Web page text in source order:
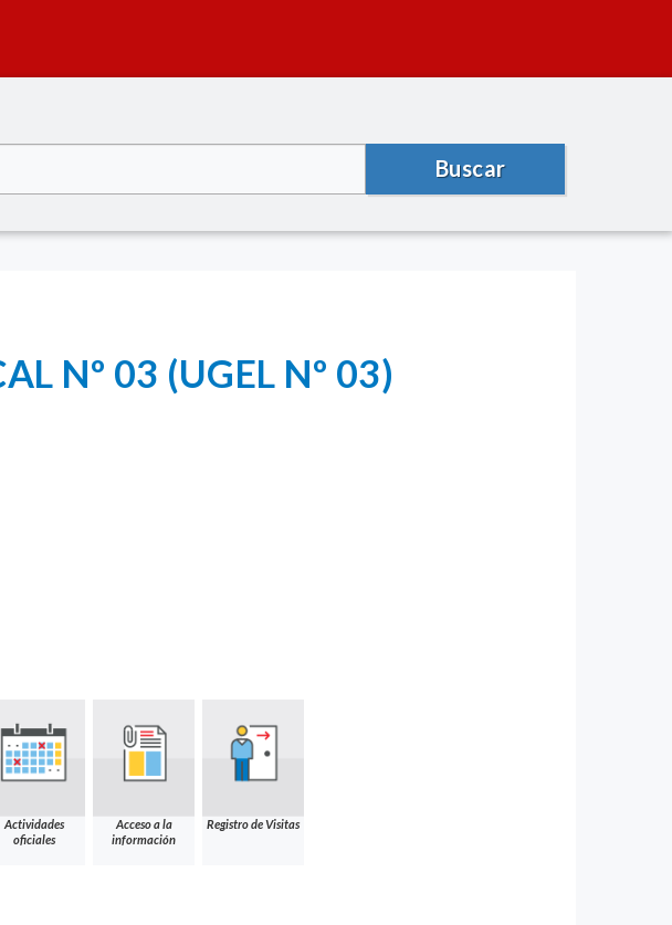
Buscar
Nº 03 (UGEL Nº 03)
Actividades
oficiales
Acceso a la
información
Registro de Visitas